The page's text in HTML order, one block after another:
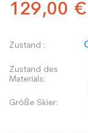
129,00 €
Zustand :
Zustand des
Materials:
Größe Skier: